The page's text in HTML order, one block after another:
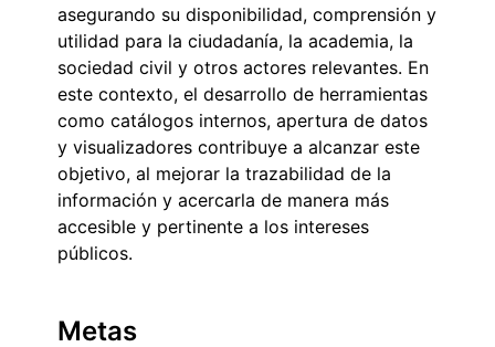
asegurando su disponibilidad, comprensión y
utilidad para la ciudadanía, la academia, la
sociedad civil y otros actores relevantes. En
este contexto, el desarrollo de herramientas
como catálogos internos, apertura de datos
y visualizadores contribuye a alcanzar este
objetivo, al mejorar la trazabilidad de la
información y acercarla de manera más
accesible y pertinente a los intereses
públicos.
Metas